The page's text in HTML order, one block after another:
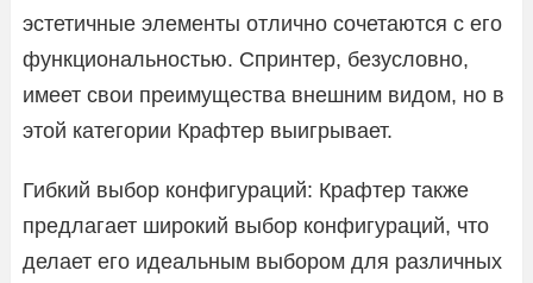
эстетичные элементы отлично сочетаются с его
функциональностью. Спринтер, безусловно,
имеет свои преимущества внешним видом, но в
этой категории Крафтер выигрывает.
Гибкий выбор конфигураций: Крафтер также
предлагает широкий выбор конфигураций, что
делает его идеальным выбором для различных